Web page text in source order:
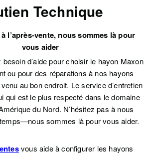
Technique
l’après-vente, nous sommes là pour
vous aider
d’aide pour choisir le hayon Maxon
ou pour des réparations à nos hayons
au bon endroit. Le service d’entretien
qui est le plus respecté dans le domaine
du Nord. N’hésitez pas à nous
sommes là pour vous aider.
vous aide à configurer les hayons